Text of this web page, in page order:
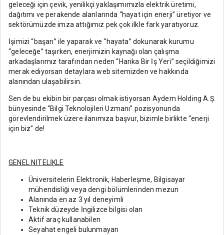
geleceği için çevik, yenilikçi yaklaşımımızla elektrik üretimi,
dağıtımı ve perakende alanlarında “hayat için enerji” üretiyor ve
sektörümüzde imza attığımız pek çok ilkle fark yaratıyoruz.
İşimizi “başarı” ile yaparak ve “hayata” dokunarak kurumu
“geleceğe” taşırken, enerjimizin kaynağı olan çalışma
arkadaşlarımız tarafından neden “Harika Bir İş Yeri” seçildiğimizi
merak ediyorsan detaylara web sitemizden ve hakkında
alanından ulaşabilirsin.
Sen de bu ekibin bir parçası olmak istiyorsan Aydem Holding A.Ş.
bünyesinde “Bilgi Teknolojileri Uzmanı” pozisyonunda
görevlendirilmek üzere ilanımıza başvur, bizimle birlikte “enerji
için biz” de!
GENEL NİTELİKLE
Üniversitelerin Elektronik, Haberleşme, Bilgisayar
mühendisliği veya dengi bölümlerinden mezun
Alanında en az 3 yıl deneyimli
Teknik düzeyde İngilizce bilgisi olan
Aktif araç kullanabilen
Seyahat engeli bulunmayan